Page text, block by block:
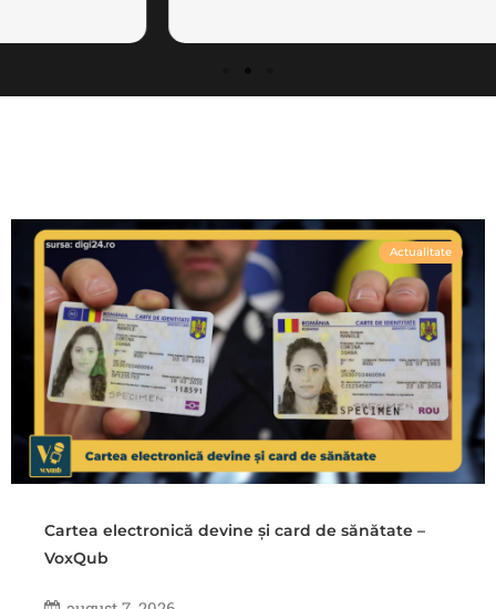
Actualitate
Cartea electronică devine și card de sănătate –
VoxQub